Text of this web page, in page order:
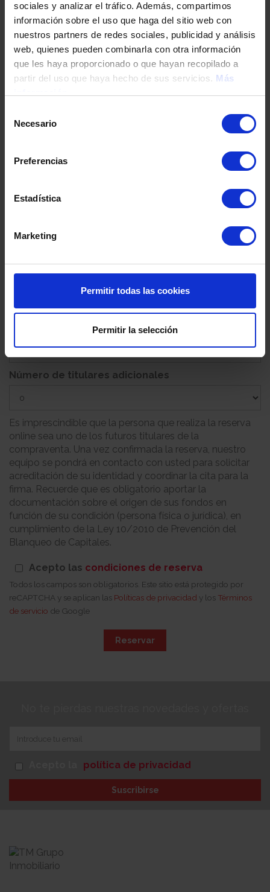
sociales y analizar el tráfico. Además, compartimos
información sobre el uso que haga del sitio web con
nuestros partners de redes sociales, publicidad y análisis
web, quienes pueden combinarla con otra información
que les haya proporcionado o que hayan recopilado a
partir del uso que haya hecho de sus servicios. Más
Necesario
Preferencias
Estadística
Marketing
Permitir todas las cookies
Permitir la selección
DNI / Pasaporte / NIE
Población
Número de titulares adicionales
Es imprescindible que la persona que realiza la reserva
online sea uno de los futuros titulares de la
compraventa. Una vez confirmada la reserva, nuestro
equipo se pondrá en contacto con usted para solicitar
acreditación de su identidad y coordinar la cita para la
firma. Recuerde que es obligatorio aportar la
documentación sobre el origen de sus fondos en
función de su condición (persona física o jurídica), en
cumplimiento de la Ley 10/2010 de Prevención del
Blanqueo de Capitales.
Acepto las condiciones de reserva
Todos los campos son obligatorios. Este sitio está protegido por
reCAPTCHA y se aplican las Políticas de privacidad y los Términos
de servicio de Google
Reservar
política de privacidad
Suscribirse